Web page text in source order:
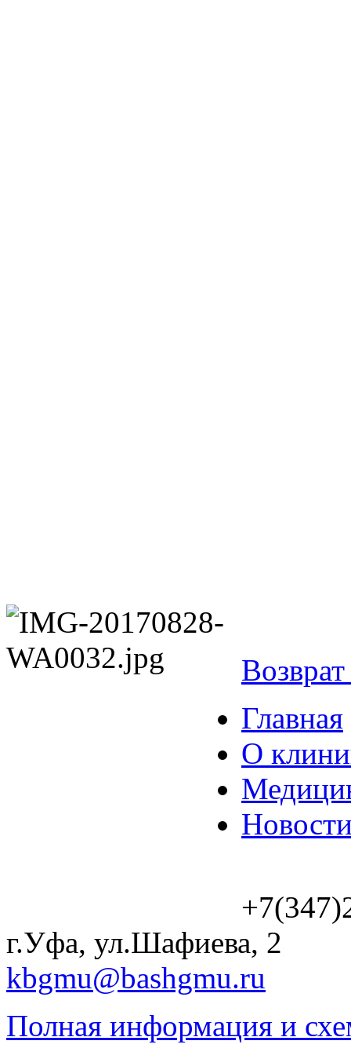
Главная
О
г.Уфа, ул.Шафиева, 2
kbgmu@bashgmu.ru
Полная информация и